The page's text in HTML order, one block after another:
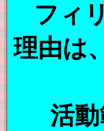
フィ
理由は
活